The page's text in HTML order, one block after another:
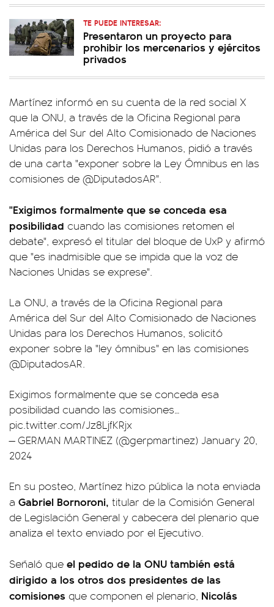
TE PUEDE INTERESAR:
Presentaron un proyecto para
prohibir los mercenarios y ejércitos
privados
Martínez informó en su cuenta de la red social X
que la ONU, a través de la Oficina Regional para
América del Sur del Alto Comisionado de Naciones
Unidas para los Derechos Humanos, pidió a través
de una carta "exponer sobre la Ley Ómnibus en las
comisiones de @DiputadosAR".
"Exigimos formalmente que se conceda esa
posibilidad cuando las comisiones retomen el
debate", expresó el titular del bloque de UxP y afirmó
que "es inadmisible que se impida que la voz de
Naciones Unidas se exprese".
La ONU, a través de la Oficina Regional para
América del Sur del Alto Comisionado de Naciones
Unidas para los Derechos Humanos, solicitó
exponer sobre la "ley ómnibus" en las comisiones
@DiputadosAR.
Exigimos formalmente que se conceda esa
posibilidad cuando las comisiones…
pic.twitter.com/Jz8LjfKRjx
— GERMAN MARTINEZ (@gerpmartinez) January 20,
2024
En su posteo, Martínez hizo pública la nota enviada
a Gabriel Bornoroni, titular de la Comisión General
de Legislación General y cabecera del plenario que
analiza el texto enviado por el Ejecutivo.
Señaló que el pedido de la ONU también está
dirigido a los otros dos presidentes de las
comisiones que componen el plenario, Nicolás